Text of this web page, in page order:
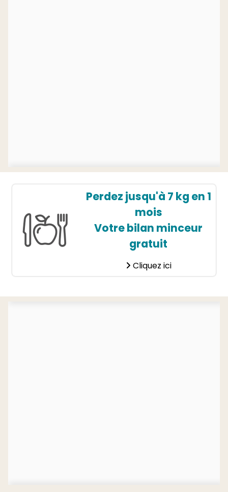
Perdez jusqu'à 7 kg en 1
mois
Votre bilan minceur
gratuit
Cliquez ici